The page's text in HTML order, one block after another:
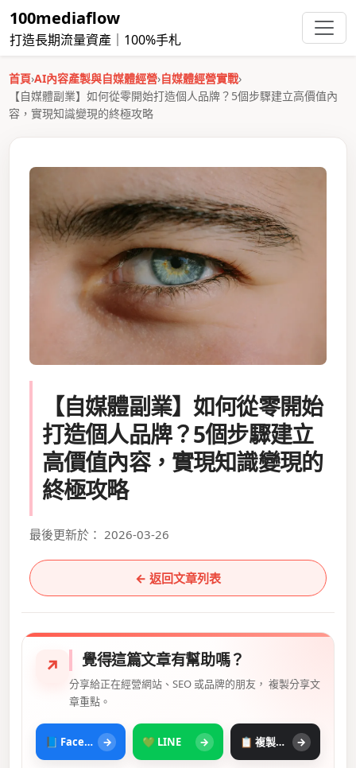
100mediaflow
打造長期流量資產｜100%手札
首頁›AI內容產製與自媒體經營›自媒體經營實戰›
【自媒體副業】如何從零開始打造個人品牌？5個步驟建立高價值內
容，實現知識變現的終極攻略
【自媒體副業】如何從零開始
打造個人品牌？5個步驟建立
高價值內容，實現知識變現的
終極攻略
最後更新於： 2026-03-26
← 返回文章列表
↗ 覺得這篇文章有幫助嗎？
分享給正在經營網站、SEO 或品牌的朋友， 複製分享文
章重點。
📘 Facebook → 💚 LINE → 📋 複製摘要 →